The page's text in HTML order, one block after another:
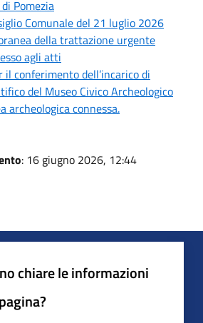
Pomezia
Comunale del 21 luglio 2026
della trattazione urgente
agli atti
il conferimento dell’incarico di
del Museo Civico Archeologico
archeologica connessa.
: 16 giugno 2026, 12:44
chiare le informazioni